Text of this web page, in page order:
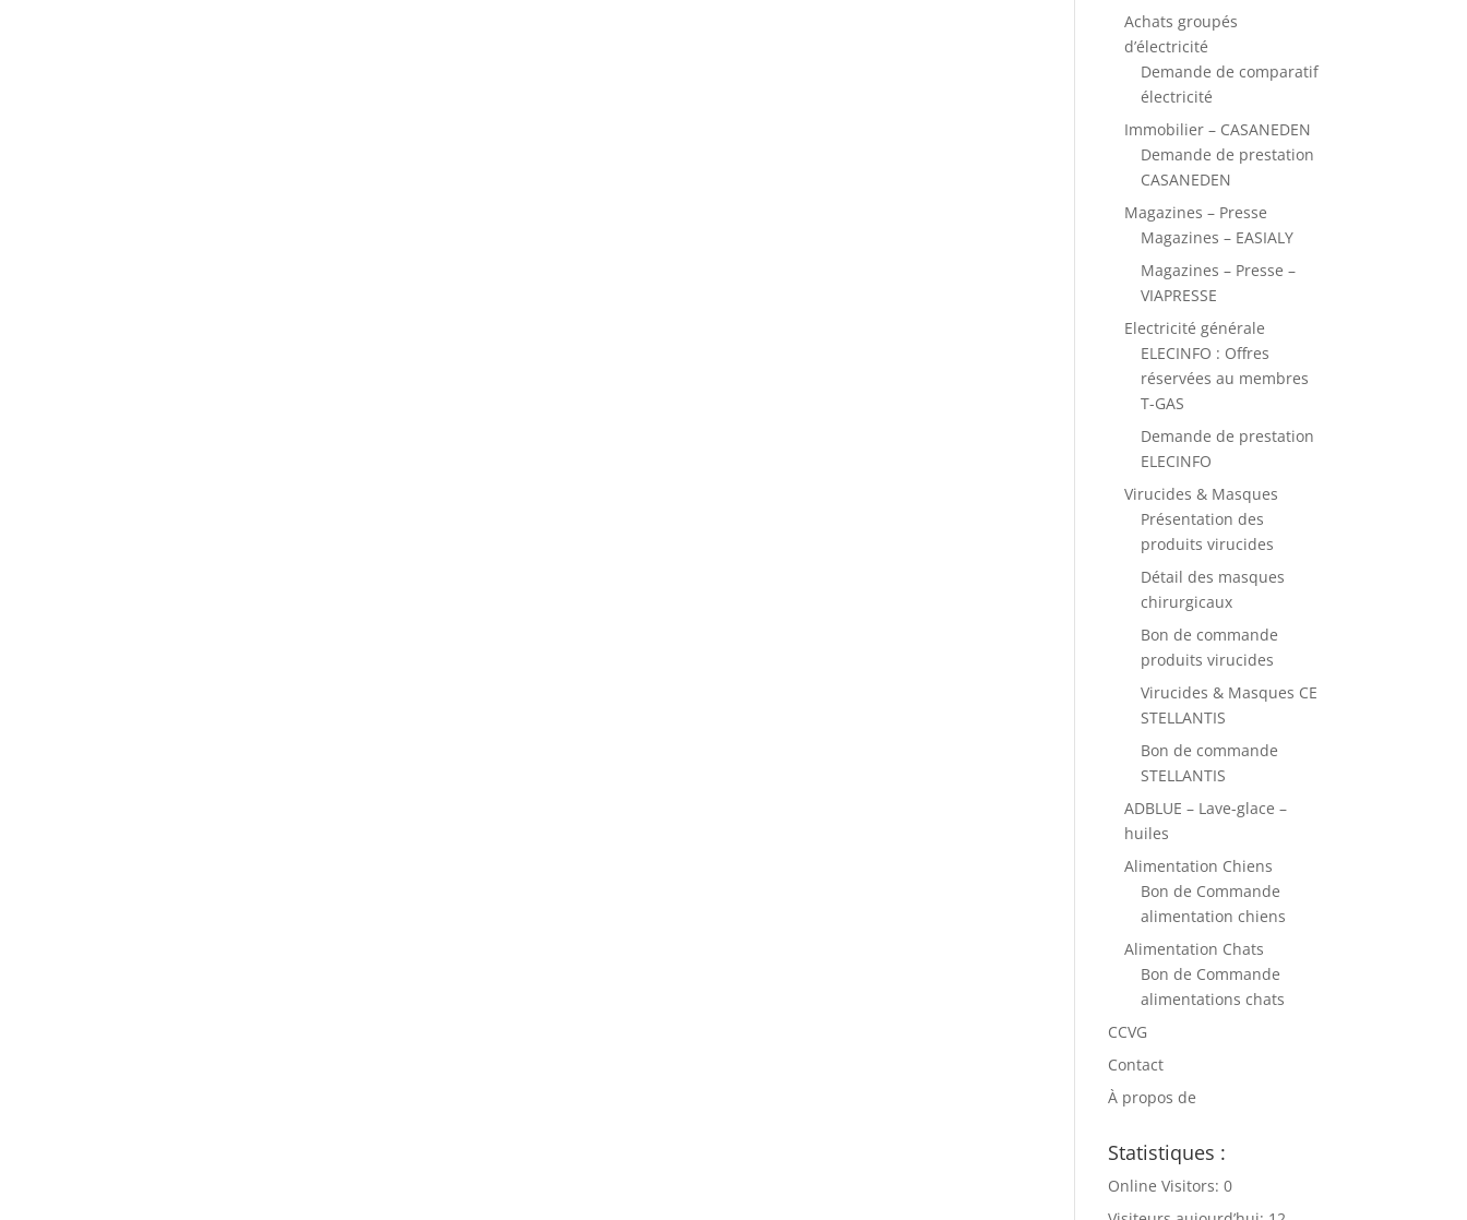
Achats groupés
d’électricité
Demande de comparatif
électricité
Immobilier – CASANEDEN
Demande de prestation
CASANEDEN
Magazines – Presse
Magazines – EASIALY
Magazines – Presse –
VIAPRESSE
Electricité générale
ELECINFO : Offres
réservées au membres
T-GAS
Demande de prestation
ELECINFO
Virucides & Masques
Présentation des
produits virucides
Détail des masques
chirurgicaux
Bon de commande
produits virucides
Virucides & Masques CE
STELLANTIS
Bon de commande
STELLANTIS
ADBLUE – Lave-glace –
huiles
Alimentation Chiens
Bon de Commande
alimentation chiens
Alimentation Chats
Bon de Commande
alimentations chats
CCVG
Contact
À propos de
Statistiques :
Online Visitors:0